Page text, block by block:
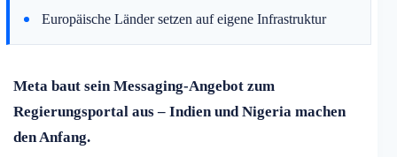
Europäische Länder setzen auf eigene Infrastruktur
Meta baut sein Messaging-Angebot zum
Regierungsportal aus – Indien und Nigeria machen
den Anfang.